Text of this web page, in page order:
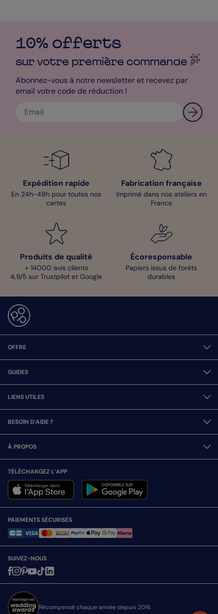
10% offerts
sur votre première commande
Abonnez-vous à notre newsletter et recevez par
email votre code de réduction !
Expédition rapide
En 24h-48h pour toutes nos
cartes
Fabrication française
Imprimé dans nos ateliers en
France
Produits de qualité
+ 14000 avis clients
4,9/5 sur Trustpilot et Google
Écoresponsable
Papiers issus de forêts
durables
OFFRE
GUIDES
LIENS UTILES
BESOIN D’AIDE ?
À PROPOS
TÉLÉCHARGEZ L’APP
PAIEMENTS SÉCURISÉS
SUIVEZ-NOUS
Récompensé chaque année depuis 2016